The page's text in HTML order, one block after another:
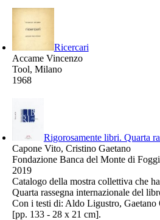
Ricercari
Accame Vincenzo
Tool, Milano
1968
Rigorosamente libri. Quarta
Capone Vito, Cristino Gaetano
Fondazione Banca del Monte di
2019
Catalogo della mostra collettiva che
Quarta rassegna internazionale del
Con i testi di: Aldo Ligustro,
[pp. 133 - 28 x 21 cm].